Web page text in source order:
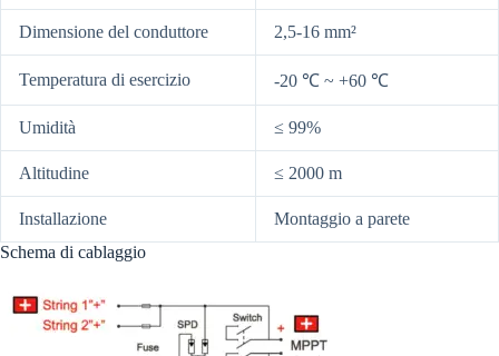
Dimensione del conduttore 2,5-16 mm²
Temperatura di esercizio -20 ℃ ~ +60 ℃
Umidità ≤ 99%
Altitudine ≤ 2000 m
Installazione
Montaggio a parete
Schema di cablaggio